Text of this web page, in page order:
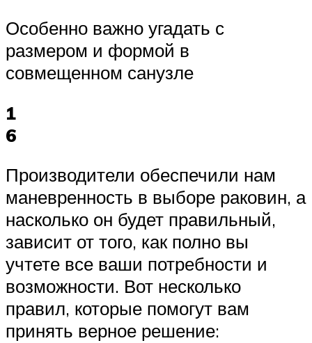
Особенно важно угадать с
размером и формой в
совмещенном санузле
1
6
Производители обеспечили нам
маневренность в выборе раковин, а
насколько он будет правильный,
зависит от того, как полно вы
учтете все ваши потребности и
возможности. Вот несколько
правил, которые помогут вам
принять верное решение: